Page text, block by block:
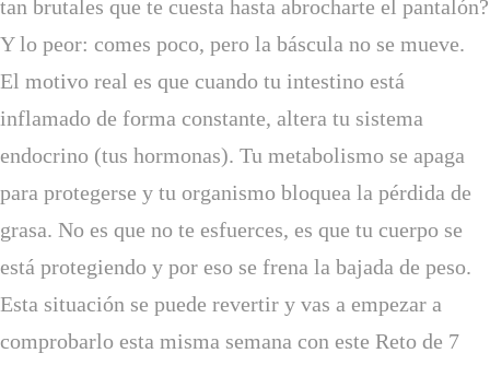
tan brutales que te cuesta hasta abrocharte el pantalón?
Y lo peor: comes poco, pero la báscula no se mueve.
El motivo real es que cuando tu intestino está
inflamado de forma constante, altera tu sistema
endocrino (tus hormonas). Tu metabolismo se apaga
para protegerse y tu organismo bloquea la pérdida de
grasa. No es que no te esfuerces, es que tu cuerpo se
está protegiendo y por eso se frena la bajada de peso.
Esta situación se puede revertir y vas a empezar a
comprobarlo esta misma semana con este Reto de 7